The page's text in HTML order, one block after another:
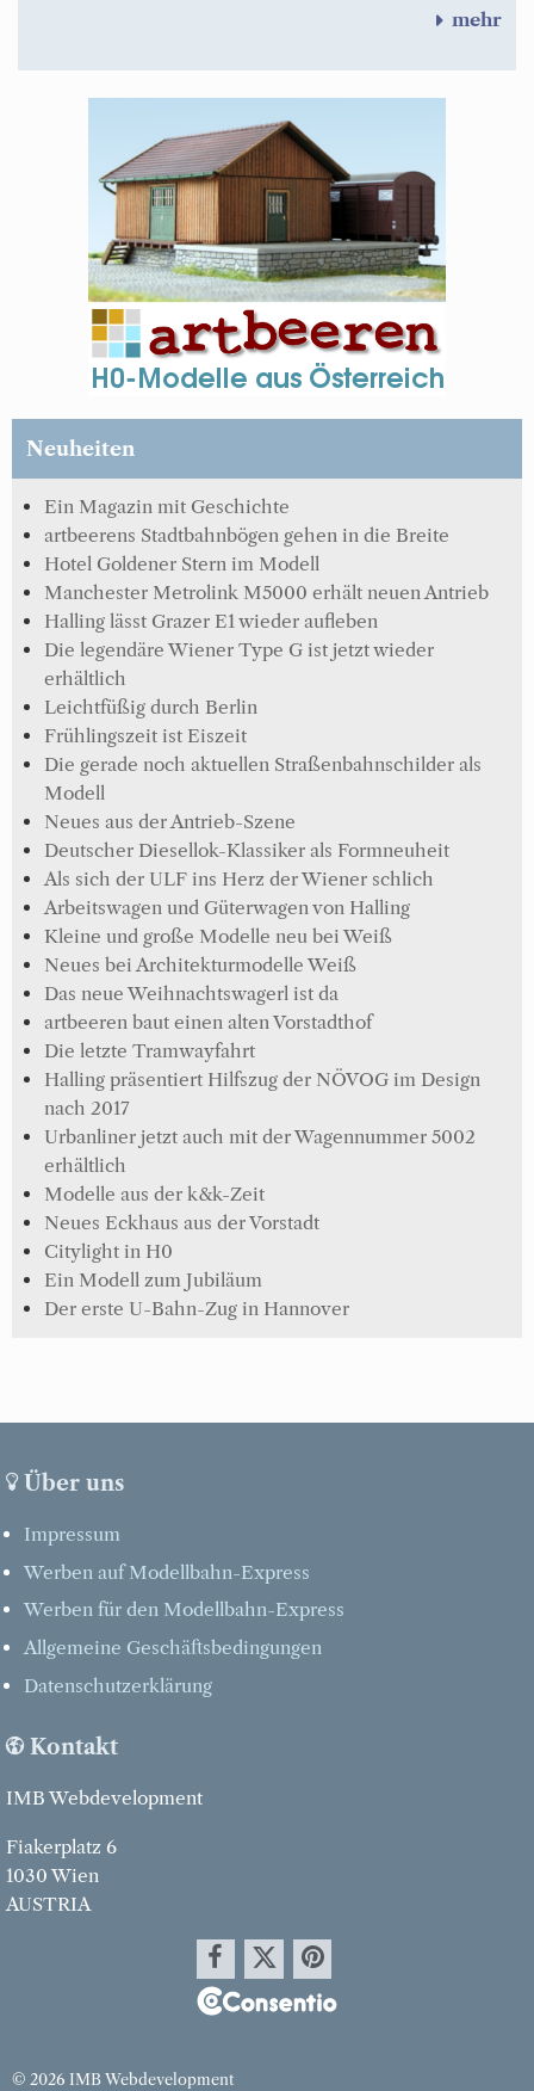
mehr
Neuheiten
Ein Magazin mit Geschichte
artbeerens Stadtbahnbögen gehen in die Breite
Hotel Goldener Stern im Modell
Manchester Metrolink M5000 erhält neuen Antrieb
Halling lässt Grazer E1 wieder aufleben
Die legendäre Wiener Type G ist jetzt wieder
erhältlich
Leichtfüßig durch Berlin
Frühlingszeit ist Eiszeit
Die gerade noch aktuellen Straßenbahnschilder als
Modell
Neues aus der Antrieb-Szene
Deutscher Diesellok-Klassiker als Formneuheit
Als sich der ULF ins Herz der Wiener schlich
Arbeitswagen und Güterwagen von Halling
Kleine und große Modelle neu bei Weiß
Neues bei Architekturmodelle Weiß
Das neue Weihnachtswagerl ist da
artbeeren baut einen alten Vorstadthof
Die letzte Tramwayfahrt
Halling präsentiert Hilfszug der NÖVOG im Design
nach 2017
Urbanliner jetzt auch mit der Wagennummer 5002
erhältlich
Modelle aus der k&k-Zeit
Neues Eckhaus aus der Vorstadt
Citylight in H0
Ein Modell zum Jubiläum
Der erste U-Bahn-Zug in Hannover
Über uns
Impressum
Werben auf Modellbahn-Express
Werben für den Modellbahn-Express
Allgemeine Geschäftsbedingungen
Datenschutzerklärung
Kontakt
IMB Webdevelopment
Fiakerplatz 6
1030 Wien
AUSTRIA
© 2026 IMB Webdevelopment